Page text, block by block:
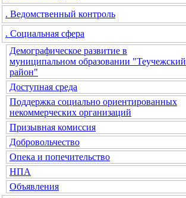
. Ведомственный контроль
. Социальная сфера
Демографическое развитие в
муниципальном образовании "Теучежский
район"
Доступная среда
Поддержка социально ориентированных
некоммерческих организаций
Призывная комиссия
Добровольчество
Опека и попечительство
НПА
Объявления